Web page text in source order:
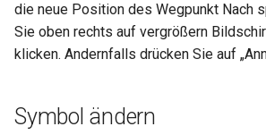
die neue Position des Wegpunkt Nach
Sie oben rechts auf vergrößern
klicken. Andernfalls drücken Sie auf
Symbol ändern